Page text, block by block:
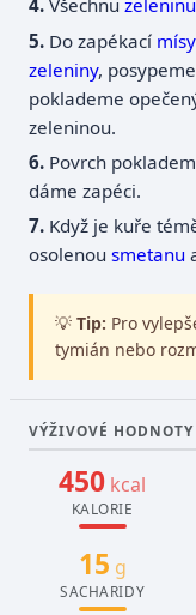
Všechnuzeleninu
Do zapékací mísy
zeleniny,
poklademe
zeleninou.
Povrch
dáme zapéci.
Když je kuře
osolenousmetanu
💡 Tip: Pro
tymián nebo
VÝŽIVOVÉ
450 kcal
KALORIE
15 g
SACHARIDY